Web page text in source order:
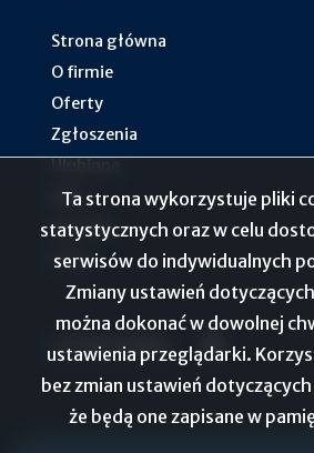
Strona główna
O firmie
Oferty
Zgłoszenia
Blog
Kontakt
Rodo
social media Facebook
Ta strona wykorzystuje pliki
statystycznych oraz w celu
serwisów do indywidualnych
Zmiany ustawień
można dokonać w dowolnej
ustawienia przeglądarki.
bez zmian ustawień
że będą one zapisane w